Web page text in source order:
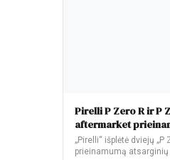
Pirelli P Zero R ir P
aftermarket
„Pirelli“ išplėtė dviejų
prieinamumą atsarginių